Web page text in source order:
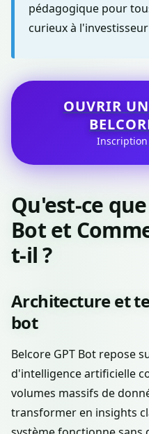
pédagogique pour
curieux à
OUVRIR
Qu'est-ce
Bot et
t-il ?
Architecture et
bot
Belcore GPT Bot repose
d'intelligence artificielle
volumes massifs de
transformer en insights